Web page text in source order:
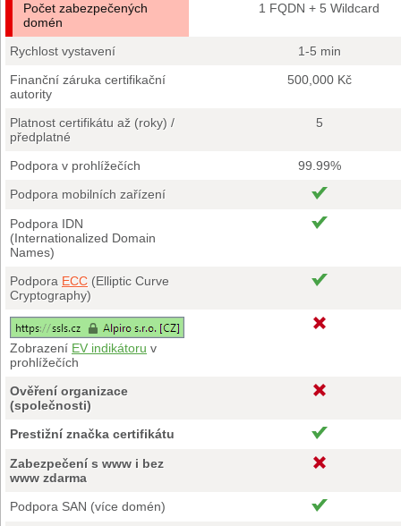
Počet zabezpečených
domén
1 FQDN + 5 Wildcard
Rychlost vystavení
1-5 min
Finanční záruka certifikační
autority
500,000 Kč
Platnost certifikátu až (roky) /
předplatné
5
Podpora v prohlížečích
99.99%
Podpora mobilních zařízení
Podpora IDN
(Internationalized Domain
Names)
Podpora ECC (Elliptic Curve
Cryptography)
Zobrazení EV indikátoru v
prohlížečích
Ověření organizace
(společnosti)
Prestižní značka certifikátu
Zabezpečení s www i bez
www zdarma
Podpora SAN (více domén)